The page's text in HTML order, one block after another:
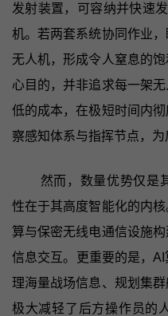
发射装置，可容纳并快速
机。若两套系统协同作业
无人机，形成令人窒息的
心目的，并非追求每一架
低的成本，在极短时间内
察感知体系与指挥节点，为
然而，数量优势仅是
性在于其高度智能化的内
算与保密无线电通信设施
信息交互。更重要的是，
理海量战场信息、规划集
极大减轻了后方操作员的